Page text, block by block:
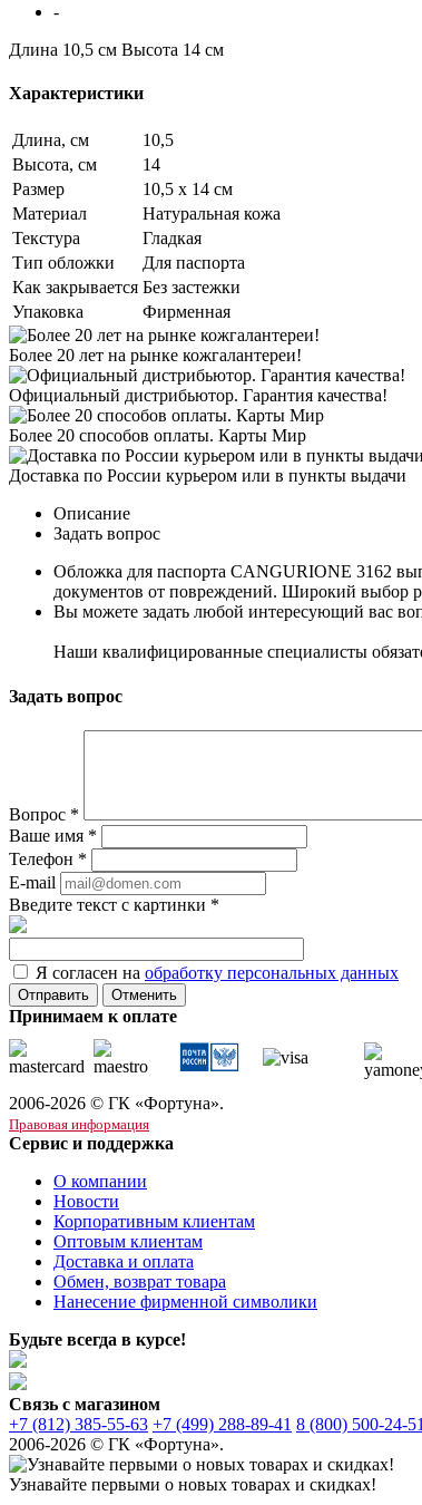
-
Длина 10,5 см Высота 14 см
Характеристики
Длина, см
10,5
Высота, см
14
Размер
10,5 х 14 см
Материал
Натуральная кожа
Текстура
Гладкая
Тип обложки
Для паспорта
Как закрывается Без застежки
Упаковка
Фирменная
Более 20 лет на рынке кожгалантереи!
Официальный дистрибьютор. Гарантия качества!
Более 20 способов оплаты. Карты Мир
Доставка по России курьером или в пункты выдачи
Описание
Задать вопрос
Обложка для паспорта CANGURIONE 3162
документов от повреждений. Широкий выбор
Вы можете задать любой интересующий вас
Наши квалифицированные специалисты
Задать вопрос
Вопрос *
Ваше имя *
Телефон *
E-mail
Введите текст с картинки *
Я согласен на обработку персональных данных
Отменить
Принимаем к оплате
2006-2026 © ГК «Фортуна».
Правовая информация
Сервис и поддержка
О компании
Новости
Корпоративным клиентам
Оптовым клиентам
Доставка и оплата
Обмен, возврат товара
Нанесение фирменной символики
Будьте всегда в курсе!
Связь с магазином
+7 (812) 385-55-63 +7 (499) 288-89-41 8 (800) 500-24-51
2006-2026 © ГК «Фортуна».
Узнавайте первыми о новых товарах и скидках!